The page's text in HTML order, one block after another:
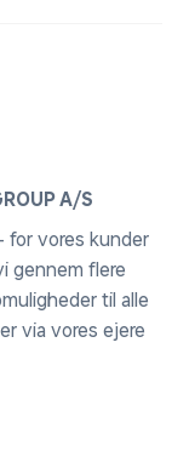
A/S
for vores kunder
gennem flere
til alle
via vores ejere